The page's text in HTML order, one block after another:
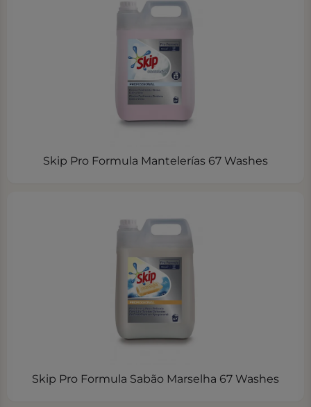
Skip Pro Formula Mantelerías 67 Washes
Skip Pro Formula Sabão Marselha 67 Washes